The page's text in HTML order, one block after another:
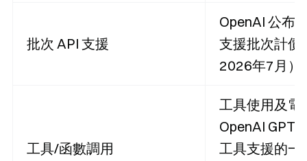
批次 API 支援
OpenAI 公布
支援批次計價
2026年7月）
工具/函數調用
工具使用及電
OpenAI GPT-
工具支援的一